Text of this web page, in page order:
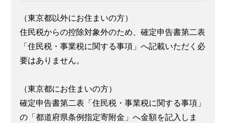
（東京都以外にお住まいの方）
住民税からの控除対象外のため、確定申告書第二表
「住民税・事業税に関する事項」へ記載いただく必
要はありません。
（東京都にお住まいの方）
確定申告書第二表「住民税・事業税に関する事項」
の「都道府県条例指定寄附金」へ金額を記入しま